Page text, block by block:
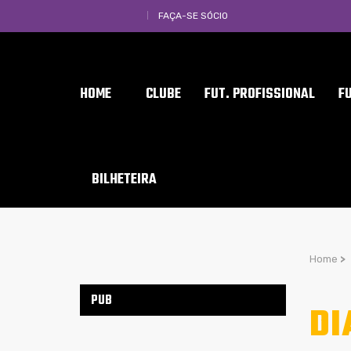
FAÇA-SE SÓCIO
HOME CLUBE FUT. PROFISSIONAL
BILHETEIRA
Home >
PUB